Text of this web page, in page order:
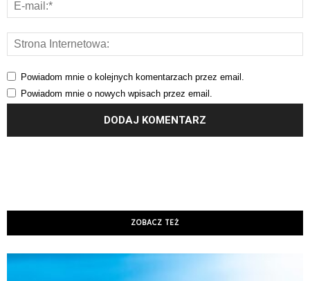
Powiadom mnie o kolejnych komentarzach przez email.
Powiadom mnie o nowych wpisach przez email.
ZOBACZ TEŻ